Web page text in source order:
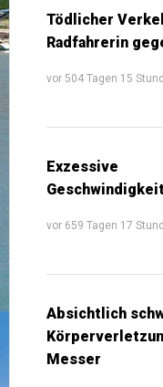
Tödlicher
Radfahrerin
vor 504 Tagen 15
Exzessive
vor 659 Tagen 17
Absichtlich
Messer